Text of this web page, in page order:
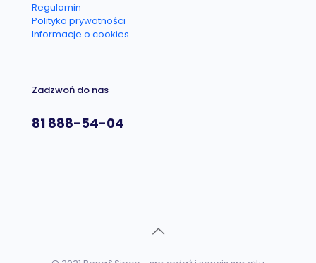
Regulamin
Polityka prywatności
Informacje o cookies
Zadzwoń do nas
81 888-54-04